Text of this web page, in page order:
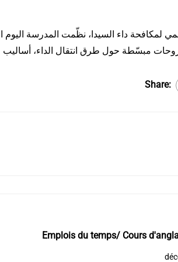
اليوم الثلاثاء 02 ديسمبر 2025 يومًا تحسيسيًا لفائدة الطلبة، بهدف نشر الوعي حول هذا المرض وتعزيز ثقافة الوقاية
مبسّطة حول طرق انتقال الداء، أساليب
Share:
Emplois du temps/ Cours